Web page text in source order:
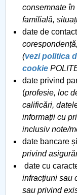
consemnate
familială,
date de
(vezi politica
cookie
date privind
(profesie, loc
calificări,
informații cu
inclusiv note/
date bancare
privind
date cu
infracțiuni sau
sau privind